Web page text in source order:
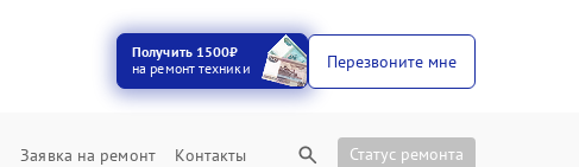
Получить 1500₽
на ремонт техники
Перезвоните мне
Заявка на ремонт Контакты Статус ремонта